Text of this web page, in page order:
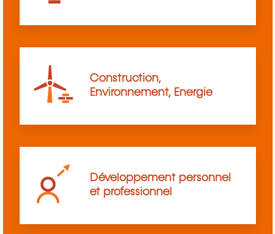
Construction,
Environnement, Energie
Développement personnel
et professionnel